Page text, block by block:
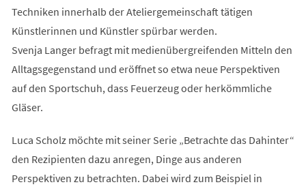
Techniken innerhalb der Ateliergemeinschaft tätigen
Künstlerinnen und Künstler spürbar werden.
Svenja Langer befragt mit medienübergreifenden Mitteln den
Alltagsgegenstand und eröffnet so etwa neue Perspektiven
auf den Sportschuh, dass Feuerzeug oder herkömmliche
Gläser.
Luca Scholz möchte mit seiner Serie „Betrachte das Dahinter“
den Rezipienten dazu anregen, Dinge aus anderen
Perspektiven zu betrachten. Dabei wird zum Beispiel in